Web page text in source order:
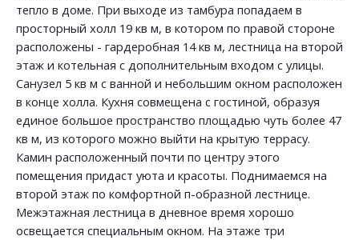
тепло в доме. При выходе из тамбура попадаем в
просторный холл 19 кв м, в котором по правой стороне
расположены - гардеробная 14 кв м, лестница на второй
этаж и котельная с дополнительным входом с улицы.
Санузел 5 кв м с ванной и небольшим окном расположен
в конце холла. Кухня совмещена с гостиной, образуя
единое большое пространство площадью чуть более 47
кв м, из которого можно выйти на крытую террасу.
Камин расположенный почти по центру этого
помещения придаст уюта и красоты. Поднимаемся на
второй этаж по комфортной п-образной лестнице.
Межэтажная лестница в дневное время хорошо
освещается специальным окном. На этаже три